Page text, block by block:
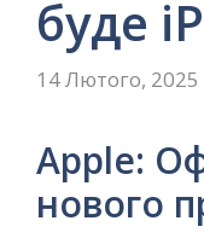
буде
14 Лютого, 2025
Apple:
нового